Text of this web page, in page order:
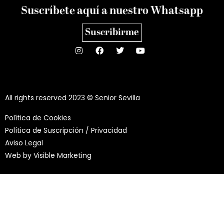
Suscríbete aquí a nuestro Whatsapp
Suscribirme
All rights reserved 2023 © Senior Sevilla
Política de Cookies
Política de Suscripción / Privacidad
Aviso Legal
Web by Visible Marketing